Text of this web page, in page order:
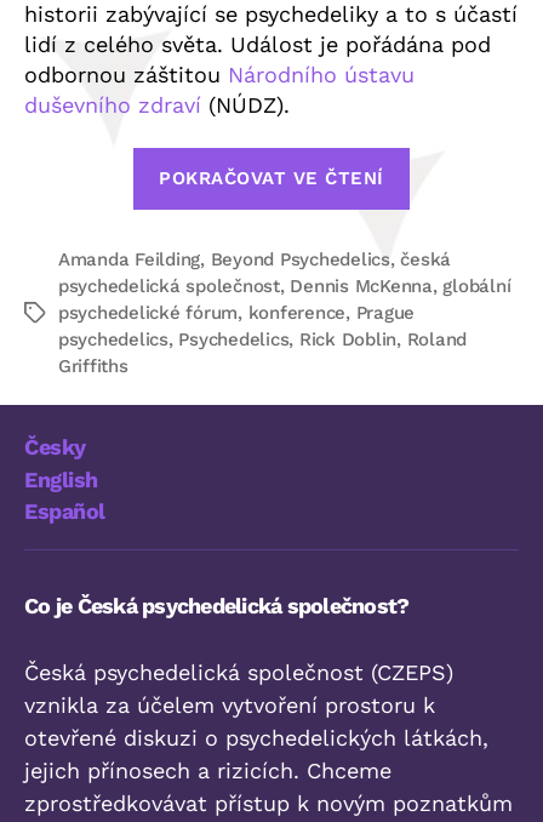
historii zabývající se psychedeliky a to s účastí
lidí z celého světa. Událost je pořádána pod
odbornou záštitou Národního ústavu
duševního zdraví (NÚDZ).
POKRAČOVAT VE ČTENÍ
2016“
Štítky
Amanda Feilding, Beyond Psychedelics,česká
psychedelická společnost, Dennis McKenna, globální
psychedelické fórum, konference, Prague
psychedelics, Psychedelics, Rick Doblin, Roland
Griffiths
Česky
English
Español
Co je Česká psychedelická společnost?
Česká psychedelická společnost (CZEPS)
vznikla za účelem vytvoření prostoru k
otevřené diskuzi o psychedelických látkách,
jejich přínosech a rizicích. Chceme
zprostředkovávat přístup k novým poznatkům